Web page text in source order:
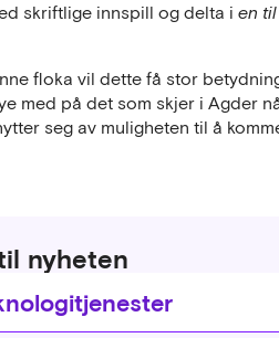
skriftlige innspill og delta i en til
floka vil dette få stor
med på det som skjer i Agder
seg av muligheten til å
nyheten